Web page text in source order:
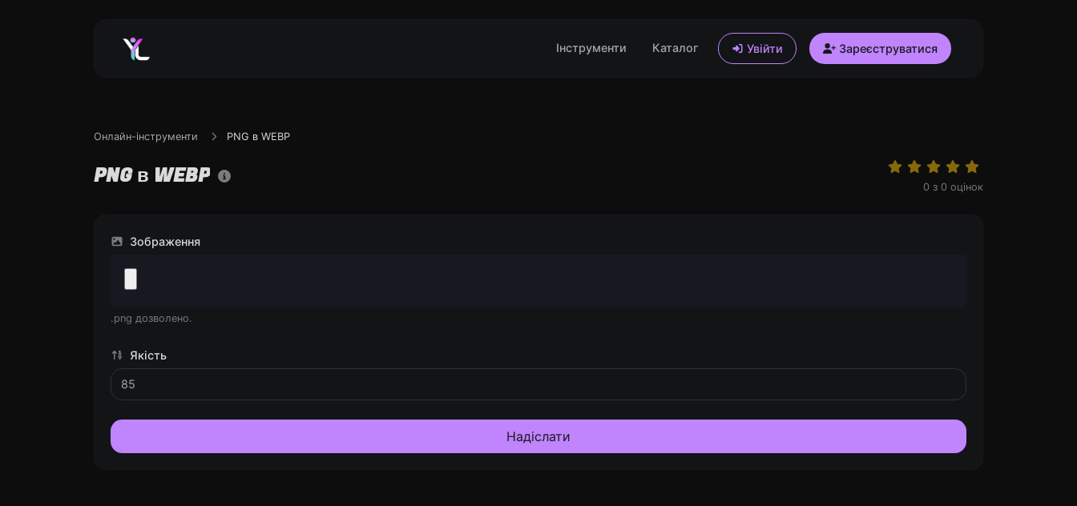
Інструменти Каталог Увійти Зареєструватися
Онлайн-інструменти PNG в WEBP
PNG в WEBP 0 з 0 оцінок
Зображення
.png дозволено.
Якість
Надіслати